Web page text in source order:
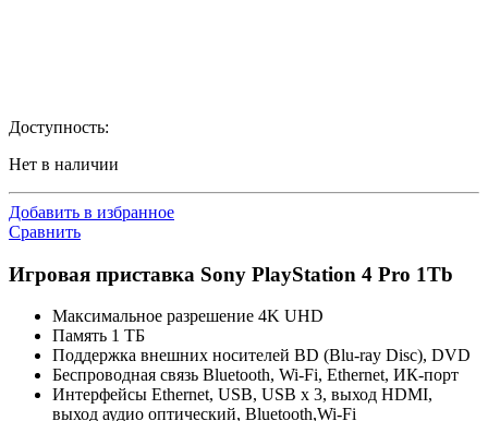
Доступность:
Нет в наличии
Добавить в избранное
Сравнить
Игровая приставка Sony PlayStation 4 Pro 1Tb
Максимальное разрешение 4K UHD
Память 1 ТБ
Поддержка внешних носителей BD (Blu-ray Disc), DVD
Беспроводная связь Bluetooth, Wi-Fi, Ethernet, ИК-порт
Интерфейсы Ethernet, USB, USB x 3, выход HDMI,
выход аудио оптический, Bluetooth,Wi-Fi